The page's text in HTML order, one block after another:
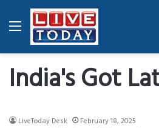
Menu
India's Got
LiveToday Desk February 18, 2025